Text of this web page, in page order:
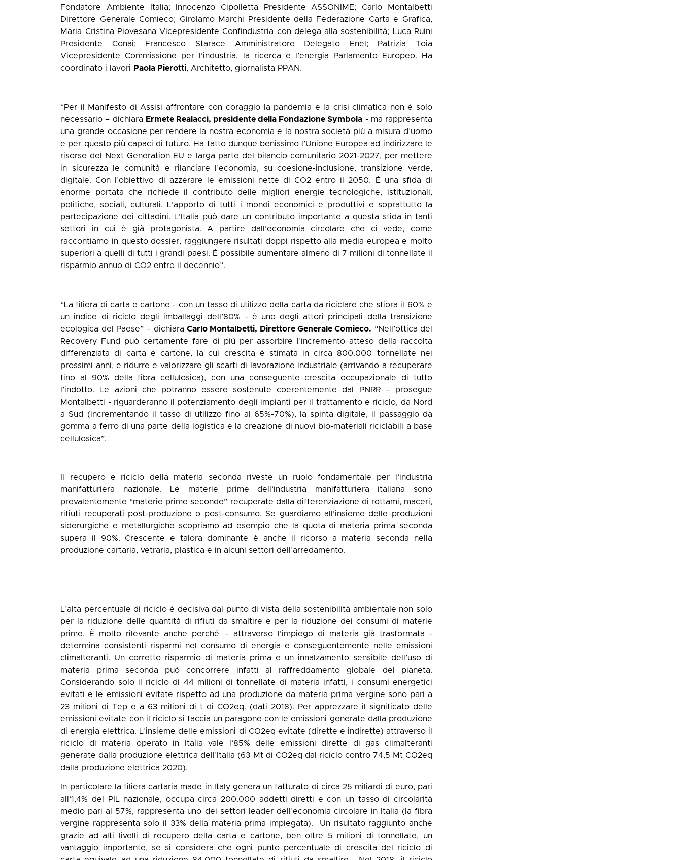
Fondatore Ambiente Italia; Innocenzo Cipolletta Presidente ASSONIME; Carlo Montalbetti
Direttore Generale Comieco; Girolamo Marchi Presidente della Federazione Carta e Grafica,
Maria Cristina Piovesana Vicepresidente Confindustria con delega alla sostenibilità; Luca Ruini
Presidente Conai; Francesco Starace Amministratore Delegato Enel; Patrizia Toia
Vicepresidente Commissione per l’industria, la ricerca e l’energia Parlamento Europeo. Ha
coordinato i lavori Paola Pierotti, Architetto, giornalista PPAN.
“Per il Manifesto di Assisi affrontare con coraggio la pandemia e la crisi climatica non è solo
necessario – dichiara Ermete Realacci, presidente della Fondazione Symbola - ma rappresenta
una grande occasione per rendere la nostra economia e la nostra società più a misura d’uomo
e per questo più capaci di futuro. Ha fatto dunque benissimo l’Unione Europea ad indirizzare le
risorse del Next Generation EU e larga parte del bilancio comunitario 2021-2027, per mettere
in sicurezza le comunità e rilanciare l’economia, su coesione-inclusione, transizione verde,
digitale. Con l’obiettivo di azzerare le emissioni nette di CO2 entro il 2050. È una sfida di
enorme portata che richiede il contributo delle migliori energie tecnologiche, istituzionali,
politiche, sociali, culturali. L’apporto di tutti i mondi economici e produttivi e soprattutto la
partecipazione dei cittadini. L’Italia può dare un contributo importante a questa sfida in tanti
settori in cui è già protagonista. A partire dall’economia circolare che ci vede, come
raccontiamo in questo dossier, raggiungere risultati doppi rispetto alla media europea e molto
superiori a quelli di tutti i grandi paesi. È possibile aumentare almeno di 7 milioni di tonnellate il
risparmio annuo di CO2 entro il decennio”.
“La filiera di carta e cartone - con un tasso di utilizzo della carta da riciclare che sfiora il 60% e
un indice di riciclo degli imballaggi dell’80% - è uno degli attori principali della transizione
ecologica del Paese” – dichiara Carlo Montalbetti, Direttore Generale Comieco. “Nell’ottica del
Recovery Fund può certamente fare di più per assorbire l’incremento atteso della raccolta
differenziata di carta e cartone, la cui crescita è stimata in circa 800.000 tonnellate nei
prossimi anni, e ridurre e valorizzare gli scarti di lavorazione industriale (arrivando a recuperare
fino al 90% della fibra cellulosica), con una conseguente crescita occupazionale di tutto
l’indotto. Le azioni che potranno essere sostenute coerentemente dal PNRR – prosegue
Montalbetti - riguarderanno il potenziamento degli impianti per il trattamento e riciclo, da Nord
a Sud (incrementando il tasso di utilizzo fino al 65%-70%), la spinta digitale, il passaggio da
gomma a ferro di una parte della logistica e la creazione di nuovi bio-materiali riciclabili a base
cellulosica”.
Il recupero e riciclo della materia seconda riveste un ruolo fondamentale per l’industria
manifatturiera nazionale. Le materie prime dell’industria manifatturiera italiana sono
prevalentemente “materie prime seconde” recuperate dalla differenziazione di rottami, maceri,
rifiuti recuperati post-produzione o post-consumo. Se guardiamo all’insieme delle produzioni
siderurgiche e metallurgiche scopriamo ad esempio che la quota di materia prima seconda
supera il 90%. Crescente e talora dominante è anche il ricorso a materia seconda nella
produzione cartaria, vetraria, plastica e in alcuni settori dell’arredamento.
L’alta percentuale di riciclo è decisiva dal punto di vista della sostenibilità ambientale non solo
per la riduzione delle quantità di rifiuti da smaltire e per la riduzione dei consumi di materie
prime. È molto rilevante anche perché – attraverso l’impiego di materia già trasformata -
determina consistenti risparmi nel consumo di energia e conseguentemente nelle emissioni
climalteranti. Un corretto risparmio di materia prima e un innalzamento sensibile dell’uso di
materia prima seconda può concorrere infatti al raffreddamento globale del pianeta.
Considerando solo il riciclo di 44 milioni di tonnellate di materia infatti, i consumi energetici
evitati e le emissioni evitate rispetto ad una produzione da materia prima vergine sono pari a
23 milioni di Tep e a 63 milioni di t di CO2eq. (dati 2018). Per apprezzare il significato delle
emissioni evitate con il riciclo si faccia un paragone con le emissioni generate dalla produzione
di energia elettrica. L’insieme delle emissioni di CO2eq evitate (dirette e indirette) attraverso il
riciclo di materia operato in Italia vale l’85% delle emissioni dirette di gas climalteranti
generate dalla produzione elettrica dell’Italia (63 Mt di CO2eq dal riciclo contro 74,5 Mt CO2eq
dalla produzione elettrica 2020).
In particolare la filiera cartaria made in Italy genera un fatturato di circa 25 miliardi di euro, pari
all’1,4% del PIL nazionale, occupa circa 200.000 addetti diretti e con un tasso di circolarità
medio pari al 57%, rappresenta uno dei settori leader dell’economia circolare in Italia (la fibra
vergine rappresenta solo il 33% della materia prima impiegata). Un risultato raggiunto anche
grazie ad alti livelli di recupero della carta e cartone, ben oltre 5 milioni di tonnellate, un
vantaggio importante, se si considera che ogni punto percentuale di crescita del riciclo di